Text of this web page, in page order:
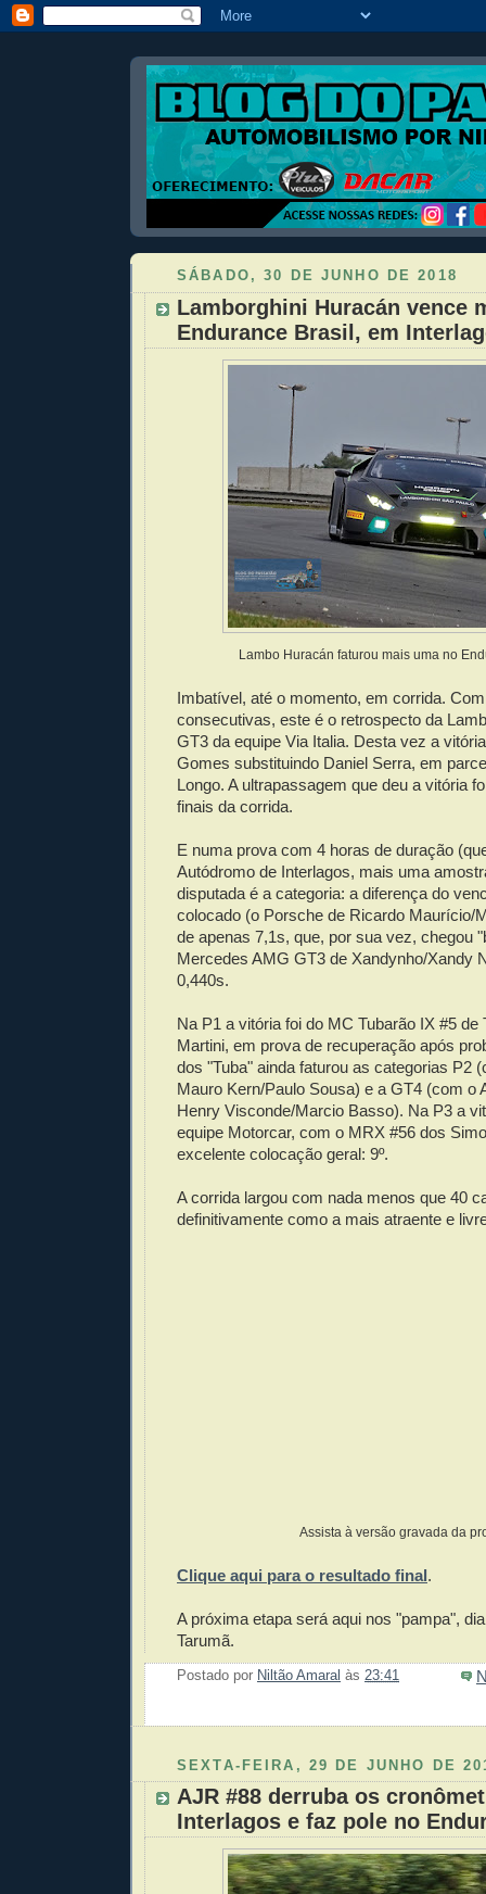
SÁBADO, 30 DE JUNHO DE 2018
Lamborghini Huracán vence
Endurance Brasil, em
Lambo Huracán faturou mais uma no
Imbatível, até o momento, em corrida.
consecutivas, este é o retrospecto da
GT3 da equipe Via Italia. Desta vez a
Gomes substituindo Daniel Serra, em
Longo. A ultrapassagem que deu a vitória
finais da corrida.
E numa prova com 4 horas de duração
Autódromo de Interlagos, mais uma
disputada é a categoria: a diferença do
colocado (o Porsche de Ricardo Maurício/
de apenas 7,1s, que, por sua vez, chegou
Mercedes AMG GT3 de Xandynho/Xandy
0,440s.
Na P1 a vitória foi do MC Tubarão IX #5 de
Martini, em prova de recuperação após
dos "Tuba" ainda faturou as categorias P2
Mauro Kern/Paulo Sousa) e a GT4 (com o
Henry Visconde/Marcio Basso). Na P3 a
equipe Motorcar, com o MRX #56 dos
excelente colocação geral: 9º.
A corrida largou com nada menos que 40
definitivamente como a mais atraente e
Assista à versão gravada da
Clique aqui para o resultado final.
A próxima etapa será aqui nos "pampa",
Tarumã.
Postado por Niltão Amaral às 23:41
SEXTA-FEIRA, 29 DE JUNHO DE
AJR #88 derruba os
Interlagos e faz pole no